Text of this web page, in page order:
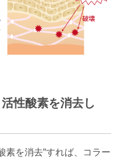
性酸素を消去し
素を消去”すれば、コラー